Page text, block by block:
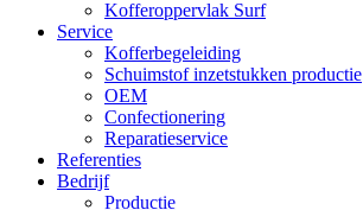
Kofferoppervlak Surf
Service
Kofferbegeleiding
Schuimstof inzetstukken productie
OEM
Confectionering
Reparatieservice
Referenties
Bedrijf
Productie